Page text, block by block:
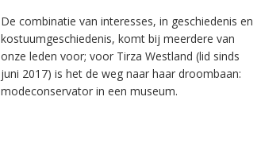
De combinatie van interesses, in geschiedenis en
kostuumgeschiedenis, komt bij meerdere van
onze leden voor; voor Tirza Westland (lid sinds
juni 2017) is het de weg naar haar droombaan:
modeconservator in een museum.